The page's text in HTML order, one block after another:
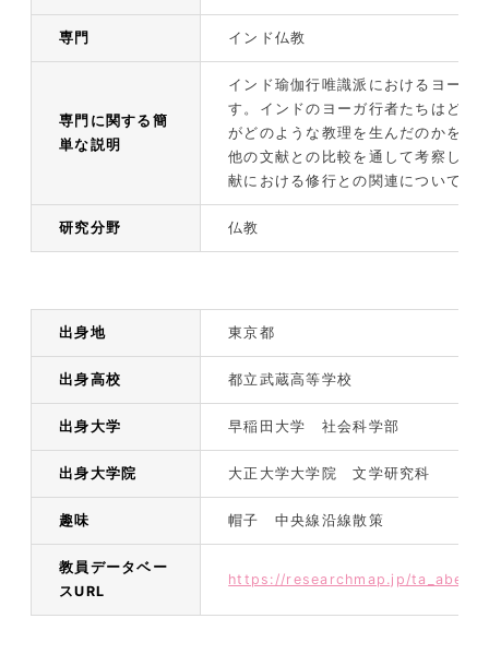
専門 インド仏教
専門に関する簡
単な説明
インド瑜伽行唯識派におけるヨーガ
す。インドのヨーガ行者たちはどの
がどのような教理を生んだのかを、
他の文献との比較を通して考察して
献における修行との関連についても
研究分野 仏教
出身地 東京都
出身高校 都立武蔵高等学校
出身大学 早稲田大学 社会科学部
出身大学院 大正大学大学院 文学研究科
趣味 帽子 中央線沿線散策
教員データベー
スURL
https://researchmap.jp/ta_abe